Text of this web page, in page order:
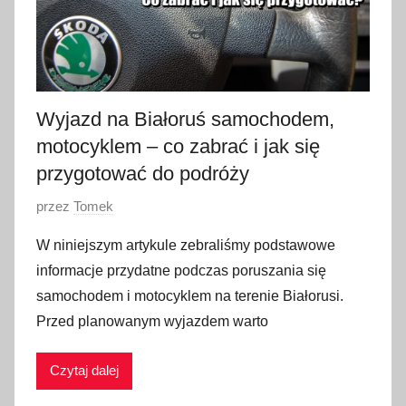
Wyjazd na Białoruś samochodem,
motocyklem – co zabrać i jak się
przygotować do podróży
O
u
b
l
i
w
przez Tomek
W niniejszym artykule zebraliśmy podstawowe
informacje przydatne podczas poruszania się
samochodem i motocyklem na terenie Białorusi.
Przed planowanym wyjazdem warto
Czytaj dalej